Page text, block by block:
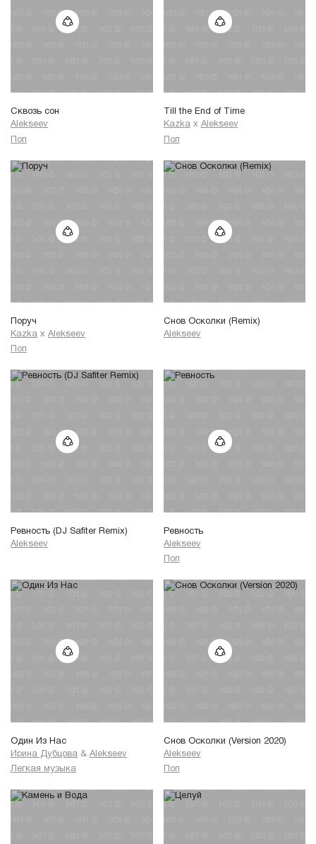
Сквозь сон
Alekseev
Поп
Till the End of Time
Kazka x Alekseev
Поп
Поруч
Kazka x Alekseev
Поп
Снов Осколки (Remix)
Alekseev
Ревность (DJ Safiter Remix)
Alekseev
Ревность
Alekseev
Поп
Один Из Нас
Ирина Дубцова & Alekseev
Легкая музыка
Снов Осколки (Version 2020)
Alekseev
Поп